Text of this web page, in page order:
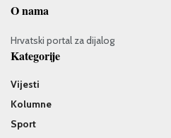
O nama
Hrvatski portal za dijalog
Kategorije
Vijesti
Kolumne
Sport